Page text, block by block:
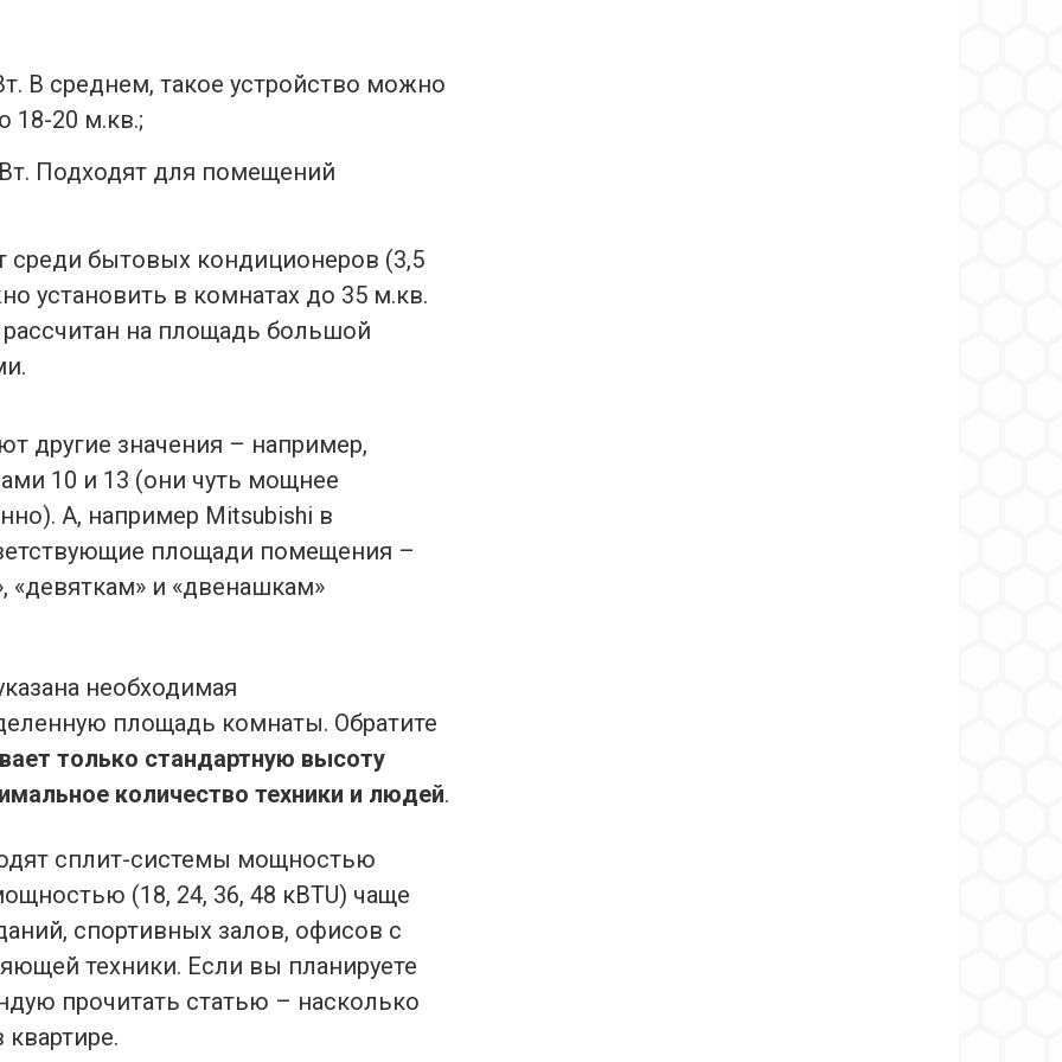
В среднем, такое устройство можно
18-20 м.кв.;
Подходят для помещений
бытовых кондиционеров (3,5
установить в комнатах до 35 м.кв.
на площадь большой
другие значения – например,
10 и 13 (они чуть мощнее
А, например Mitsubishi в
площади помещения –
«девяткам» и «двенашкам»
необходимая
площадь комнаты. Обратите
только стандартную высоту
количество техники и людей.
сплит-системы мощностью
(18, 24, 36, 48 кBTU) чаще
спортивных залов, офисов с
техники. Если вы планируете
прочитать статью – насколько